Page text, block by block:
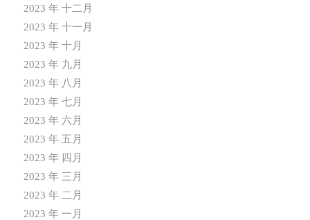
2023 年 十二月
2023 年 十一月
2023 年 十月
2023 年 九月
2023 年 八月
2023 年 七月
2023 年 六月
2023 年 五月
2023 年 四月
2023 年 三月
2023 年 二月
2023 年 一月